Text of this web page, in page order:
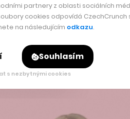
považovali za důležitou inspiraci
týmem Queens.
partnery z oblasti sociálních
cookies odpovídá CzechCrunch
na následujícím odkazu.
Souhlasím
s nezbytnými cookies